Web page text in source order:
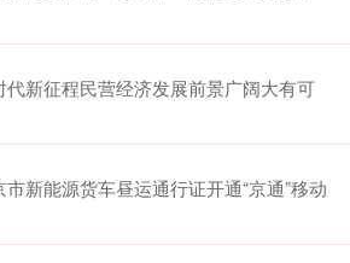
代新征程民营经济发展前景广阔大有可
新能源货车昼运通行证开通“京通”移动